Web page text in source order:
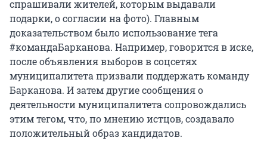
спрашивали жителей, которым выдавали
подарки, о согласии на фото). Главным
доказательством было использование тега
#командаБарканова. Например, говорится в иске,
после объявления выборов в соцсетях
муниципалитета призвали поддержать команду
Барканова. И затем другие сообщения о
деятельности муниципалитета сопровождались
этим тегом, что, по мнению истцов, создавало
положительный образ кандидатов.